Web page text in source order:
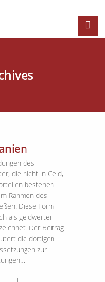
des
die nicht in Geld,
bestehen
Rahmen des
Diese Form
als geldwerter
Der Beitrag
die dortigen
zur